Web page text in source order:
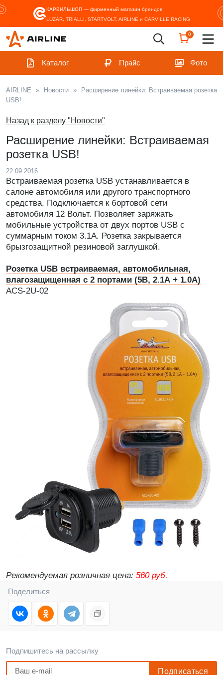
КАРВИЛЬШОП — фирменный магазин брендов
LUZAR, TRIALLI, STARTVOLT, AIRLINE и CARVILLE RACING
0
Каталог Прайс Фото
AIRLINE » Новости »
Расширение линейки: Встраиваемая розетка
USB!
Назад к разделу "Новости"
Расширение линейки: Встраиваемая
розетка USB!
22.09.2016
Встраиваемая розетка USB устанавливается в
салоне автомобиля или другого транспортного
средства. Подключается к бортовой сети
автомобиля 12 Вольт. Позволяет заряжать
мобильные устройства от двух портов USB с
суммарным током 3.1А. Розетка закрывается
брызгозащитной резиновой заглушкой.
Розетка USB встраиваемая, автомобильная,
влагозащищенная с 2 портами (5В, 2.1А + 1.0А)
ACS-2U-02
Рекомендуемая розничная цена: 560 руб.
Поделиться
Подпишитесь на рассылку